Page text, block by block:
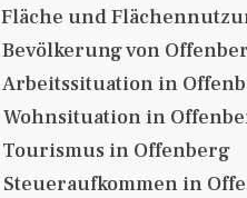
Fläche und
Bevölkerung von
Arbeitssituation in
Wohnsituation in
Tourismus in Offenberg
Steueraufkommen in